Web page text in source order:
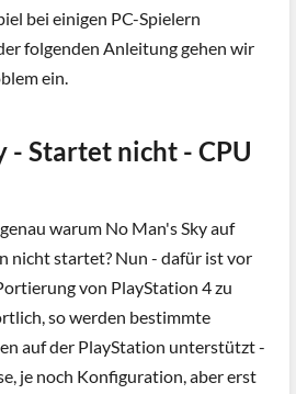
bei einigen PC-Spielern
folgenden Anleitung gehen wir
ein.
- Startet nicht - CPU
warum No Man's Sky auf
nicht startet? Nun - dafür ist vor
von PlayStation 4 zu
so werden bestimmte
auf der PlayStation unterstützt -
je noch Konfiguration, aber erst